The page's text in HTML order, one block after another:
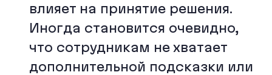
влияет на принятие решения.
Иногда становится очевидно,
что сотрудникам не хватает
дополнительной подсказки или